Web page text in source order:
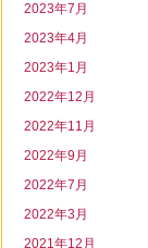
2023年7月
2023年4月
2023年1月
2022年12月
2022年11月
2022年9月
2022年7月
2022年3月
2021年12月